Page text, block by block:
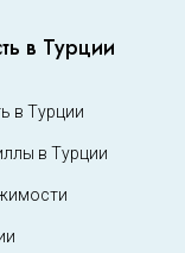
в Турции
в Турции
в Турции